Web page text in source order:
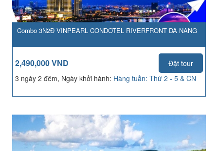
Combo 3N2Đ VINPEARL CONDOTEL RIVERFRONT DA NANG
2,490,000 VND
Đặt tour
3 ngày 2 đêm, Ngày khởi hành: Hàng tuần: Thứ 2 - 5 & CN